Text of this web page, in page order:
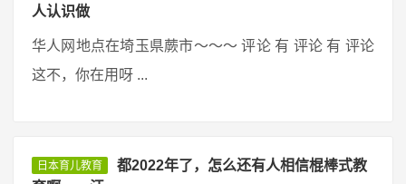
人认识做
华人网地点在埼玉県蕨市〜〜〜 评论 有 评论 有 评论
这不，你在用呀 ...
日本育儿教育
都2022年了，怎么还有人相信棍棒式教